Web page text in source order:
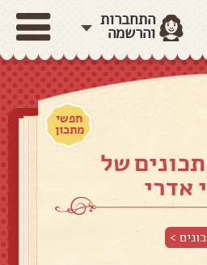
התחברות
והרשמה
חפשי
מתכון
של
אדרי
>